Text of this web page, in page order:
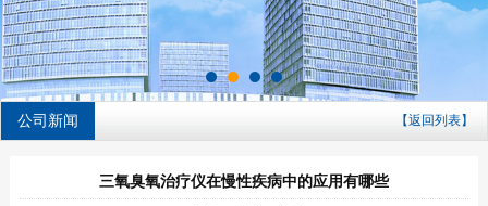
公司新闻 【返回列表】
三氧臭氧治疗仪在慢性疾病中的应用有哪些